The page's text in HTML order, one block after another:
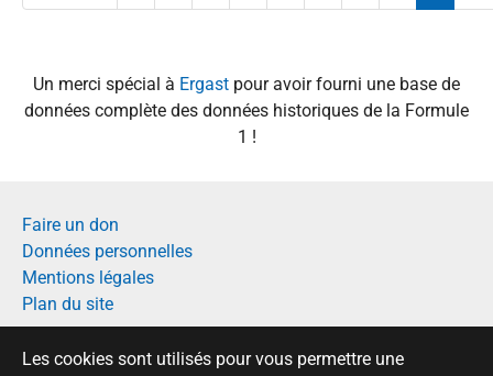
Les cookies sont utilisés pour vous permettre une
Un merci spécial à Ergast pour avoir fourni une base de
données complète des données historiques de la Formule
1 !
Faire un don
Données personnelles
Mentions légales
Plan du site
Français